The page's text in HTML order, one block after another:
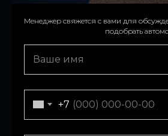
We’ll contact you to confirm details
+971
Менеджер свяжется с вами для
подобрать
+7